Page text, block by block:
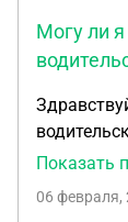
Могу ли
Показать
06 февраля,